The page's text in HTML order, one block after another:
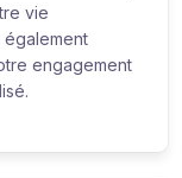
vie
engagement